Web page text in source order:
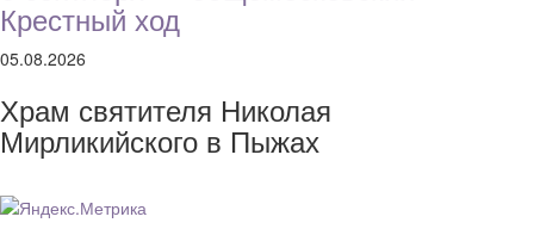
Крестный ход
05.08.2026
Храм святителя Николая
Мирликийского в Пыжах